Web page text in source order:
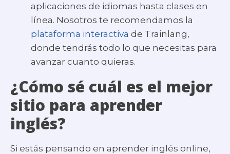
aplicaciones de idiomas hasta clases en
línea. Nosotros te recomendamos la
plataforma interactiva de Trainlang,
donde tendrás todo lo que necesitas para
avanzar cuanto quieras.
¿Cómo sé cuál es el mejor
sitio para aprender
inglés?
Si estás pensando en aprender inglés online,